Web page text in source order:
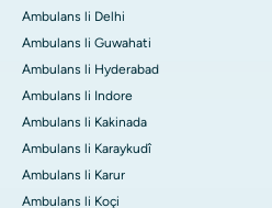
Ambulans li Delhi
Ambulans li Guwahati
Ambulans li Hyderabad
Ambulans li Indore
Ambulans li Kakinada
Ambulans li Karaykudî
Ambulans li Karur
Ambulans li Koçi